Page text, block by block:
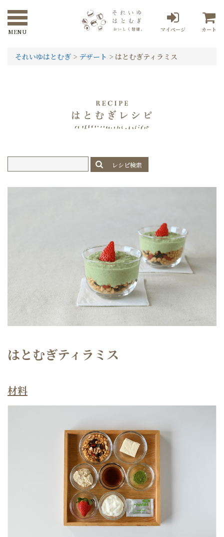
マイページ カート
それいゆはとむぎ > デザート > はとむぎティラミス
はとむぎティラミス
材料